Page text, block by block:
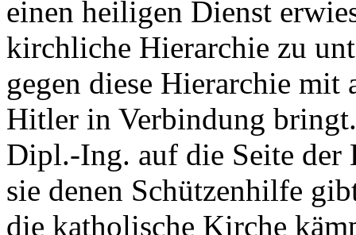
einen heiligen Dienst
kirchliche Hierarchie zu
gegen diese Hierarchie
Hitler in Verbindung
Dipl.-Ing. auf die Seite der
sie denen Schützenhilfe
die katholische Kirche